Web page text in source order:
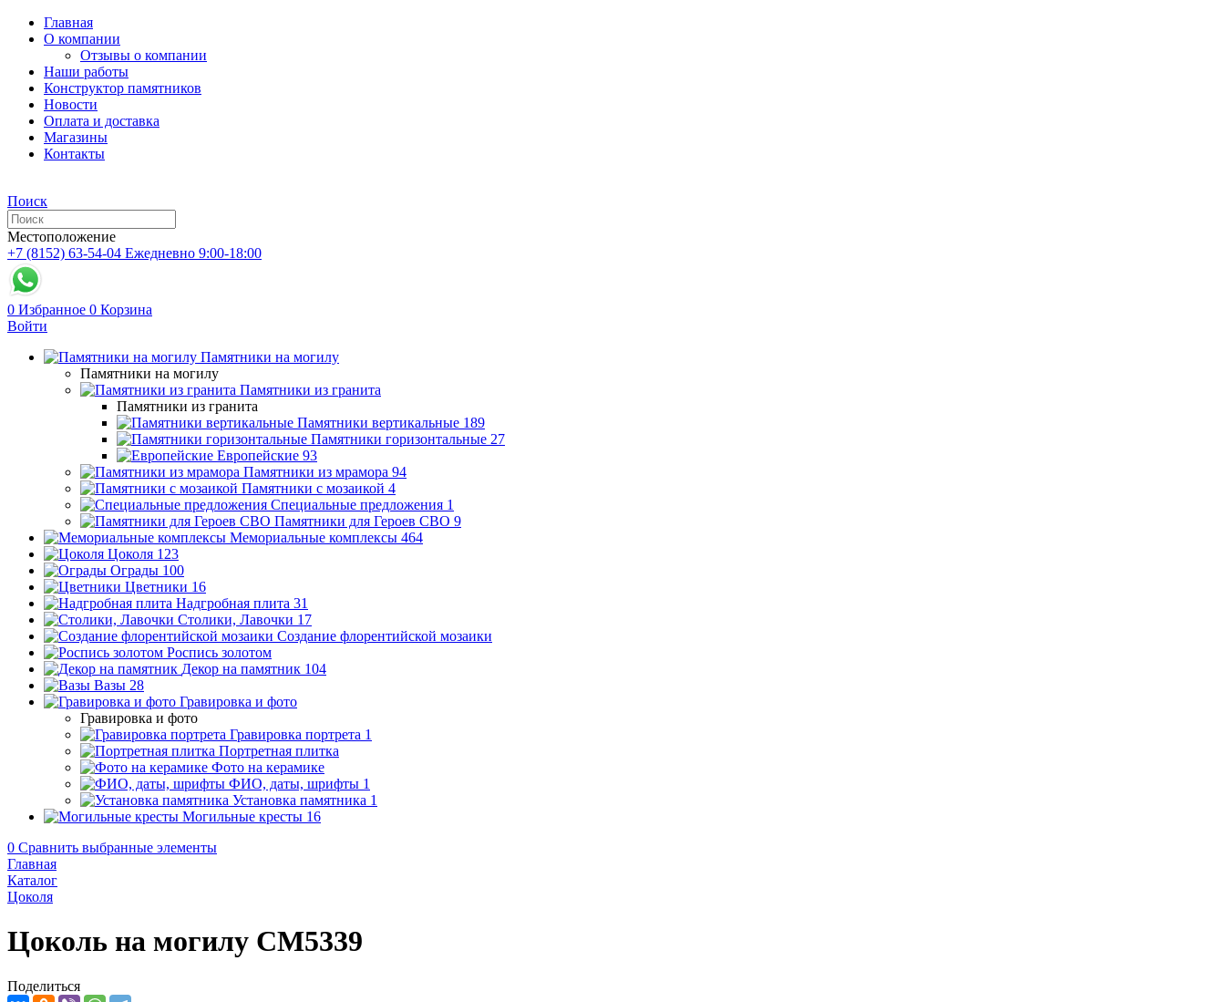
Главная
О компании
Отзывы о компании
Наши работы
Конструктор памятников
Новости
Оплата и доставка
Магазины
Контакты
Поиск
Местоположение
+7 (8152) 63-54-04 Ежедневно 9:00-18:00
0 Избранное 0 Корзина
Войти
Памятники на могилу
Памятники на могилу
Памятники из гранита
Памятники из гранита
Памятники вертикальные 189
Памятники горизонтальные 27
Европейские 93
Памятники из мрамора 94
Памятники с мозаикой 4
Специальные предложения 1
Памятники для Героев СВО 9
Мемориальные комплексы 464
Цоколя 123
Ограды 100
Цветники 16
Надгробная плита 31
Столики, Лавочки 17
Создание флорентийской мозаики
Роспись золотом
Декор на памятник 104
Вазы 28
Гравировка и фото
Гравировка и фото
Гравировка портрета 1
Портретная плитка
Фото на керамике
ФИО, даты, шрифты 1
Установка памятника 1
Могильные кресты 16
0 Сравнить выбранные элементы
Главная
Каталог
Цоколя
Цоколь на могилу CM5339
Поделиться